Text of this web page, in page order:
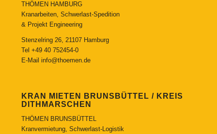
THÖMEN HAMBURG
Kranarbeiten, Schwerlast-Spedition
& Projekt Engineering
Stenzelring 26, 21107 Hamburg
Tel +49 40 752454-0
E-Mail info@thoemen.de
KRAN MIETEN BRUNSBÜTTEL / KREIS
DITHMARSCHEN
THÖMEN BRUNSBÜTTEL
Kranvermietung, Schwerlast-Logistik